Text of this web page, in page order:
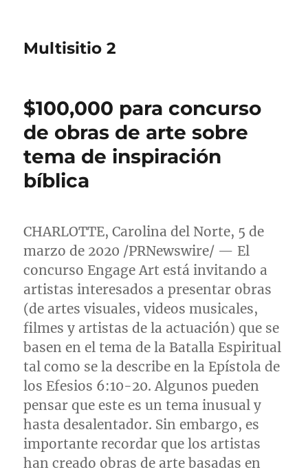
Multisitio 2
$100,000 para concurso
de obras de arte sobre
tema de inspiración
bíblica
CHARLOTTE,Carolina del Norte, 5 de
marzo de 2020 /PRNewswire/ — El
concurso Engage Art está invitando a
artistas interesados a presentar obras
(de artes visuales, videos musicales,
filmes y artistas de la actuación) que se
basen en el tema de la Batalla Espiritual
tal como se la describe en la Epístola de
los Efesios 6:10-20. Algunos pueden
pensar que este es un tema inusual y
hasta desalentador. Sin embargo, es
importante recordar que los artistas
han creado obras de arte basadas en